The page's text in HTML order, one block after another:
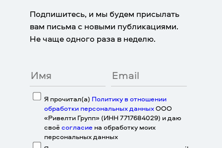
Подпишитесь, и мы будем присылать
вам письма с новыми публикациями.
Не чаще одного раза в неделю.
Я прочитал(а) Политику в отношении
обработки персональных данныхООО
«Ривелти Групп» (ИНН 7717684029) и даю
своёсогласие на обработку моих
персональных данных